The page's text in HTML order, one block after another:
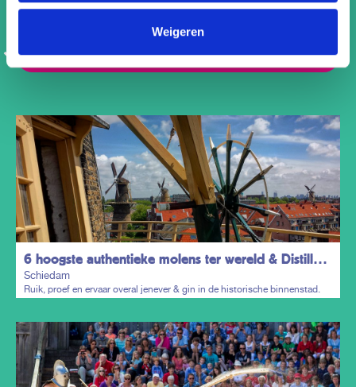
Weigeren
6 hoogste authentieke molens ter wereld & Distillers District
Schiedam
Ruik, proef en ervaar overal jenever & gin in de historische binnenstad.